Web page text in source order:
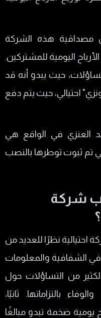
مصداقية هذه الشركة
اليومية للمشتركين.
حيث يبدو أنه قد
احتيالي، حيث يتم دفع
العنزي في الواقع هي
تم ثبوت توطرها بالنصب
شركة
احتيالية نظرًا للعديد من
الشفافية والمعلومات
من التساؤلات حول
بالتزاماتها. ثانيًا،
يومية ضخمة تبدو مبالغًا